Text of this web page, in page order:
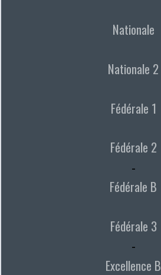
Nationale
Nationale 2
Fédérale 1
Fédérale 2
-
Fédérale B
Fédérale 3
-
Excellence B